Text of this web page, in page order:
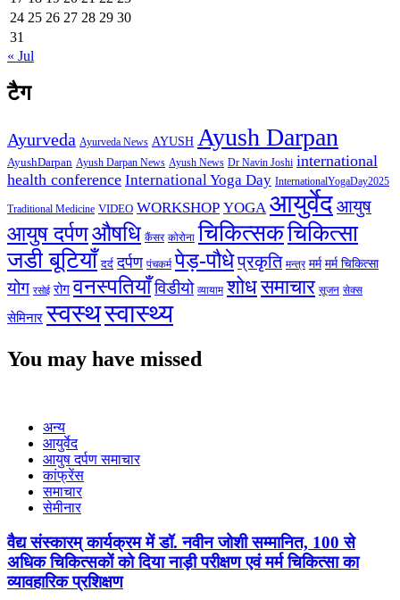
24 25 26 27 28 29 30
31
« Jul
टैग
Ayurveda Ayurveda News AYUSH Ayush Darpan
AyushDarpan Ayush Darpan News Ayush News Dr Navin Joshi international
health conference International Yoga Day InternationalYogaDay2025
Traditional Medicine VIDEO WORKSHOP YOGA आयुर्वेदआयुष
आयुष दर्पणऔषधि कैंसर कोरोना चिकित्सकचिकित्सा
जडी बूटियाँ दर्द दर्पण पंचकर्म पेड़-पौधेप्रकृति मन्त्र मर्म मर्म चिकित्सा
योग रसोई रोग वनस्पतियाँविडीयो व्यायाम शोधसमाचार सूजन सेक्स
सेमिनार स्वस्थस्वास्थ्य
You may have missed
अन्य
आयुर्वेद
आयुष दर्पण समाचार
कांफ्रेंस
समाचार
सेमीनार
वैद्य संस्कारम् कार्यक्रम में डॉ. नवीन जोशी सम्मानित, 100 से
अधिक चिकित्सकों को दिया नाड़ी परीक्षण एवं मर्म चिकित्सा का
व्यावहारिक प्रशिक्षण